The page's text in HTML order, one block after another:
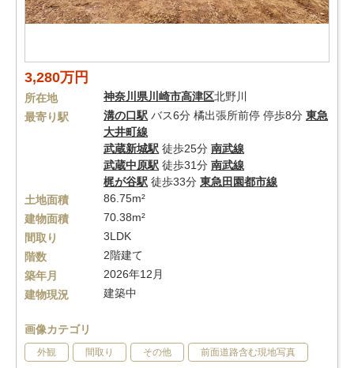
3,280万円
所在地 神奈川県川崎市高津区北野川
最寄り駅
溝の口駅 バス6分 橘出張所前停 停歩8分 東急
大井町線
武蔵新城駅 徒歩25分 南武線
武蔵中原駅 徒歩31分 南武線
梶が谷駅 徒歩33分 東急田園都市線
土地面積
86.75m²
建物面積
70.38m²
間取り
3LDK
階数
2階建て
築年月
2026年12月
建物現況
建築中
画像カテゴリ
外観 間取り その他 前面道路含む現地写真